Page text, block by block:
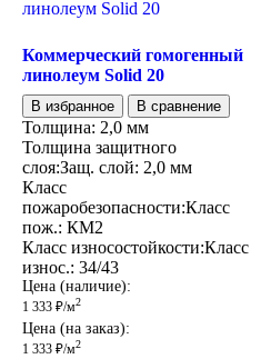
Коммерческий гомогенный
линолеум Solid 20
В избранное В сравнение
Толщина: 2,0 мм
Толщина защитного
слоя:Защ. слой: 2,0 мм
Класс
пожаробезопасности:Класс
пож.: КМ2
Класс износостойкости:Класс
износ.: 34/43
Цена (наличие):
1 333 ₽/м2
Цена (на заказ):
1 333 ₽/м2